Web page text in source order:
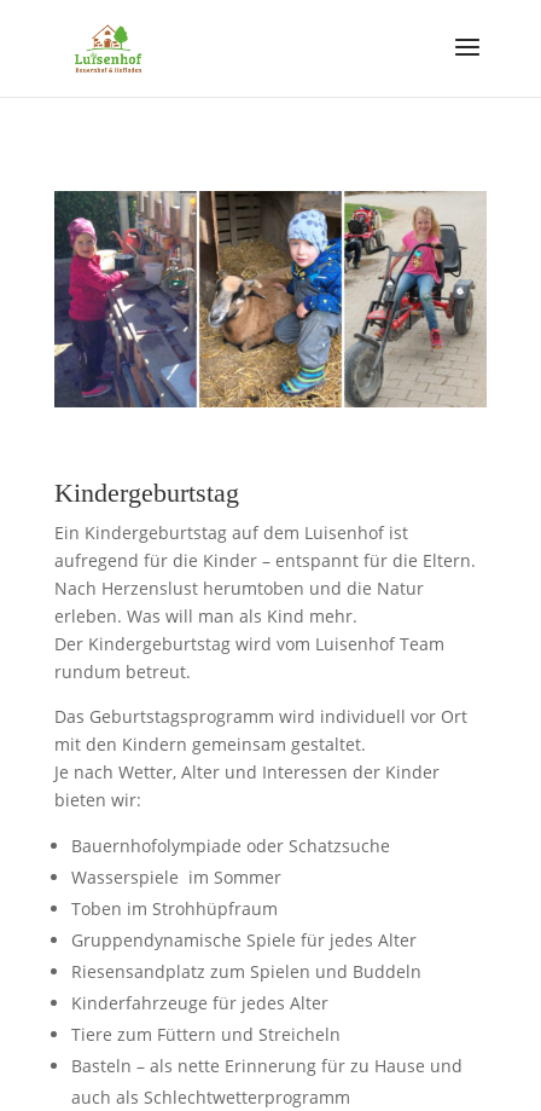
Kindergeburtstag
Ein Kindergeburtstag auf dem Luisenhof ist
aufregend für die Kinder – entspannt für die Eltern.
Nach Herzenslust herumtoben und die Natur
erleben. Was will man als Kind mehr.
Der Kindergeburtstag wird vom Luisenhof Team
rundum betreut.
Das Geburtstagsprogramm wird individuell vor Ort
mit den Kindern gemeinsam gestaltet.
Je nach Wetter, Alter und Interessen der Kinder
bieten wir:
Bauernhofolympiade oder Schatzsuche
Wasserspiele im Sommer
Toben im Strohhüpfraum
Gruppendynamische Spiele für jedes Alter
Riesensandplatz zum Spielen und Buddeln
Kinderfahrzeuge für jedes Alter
Tiere zum Füttern und Streicheln
Basteln – als nette Erinnerung für zu Hause und
auch als Schlechtwetterprogramm